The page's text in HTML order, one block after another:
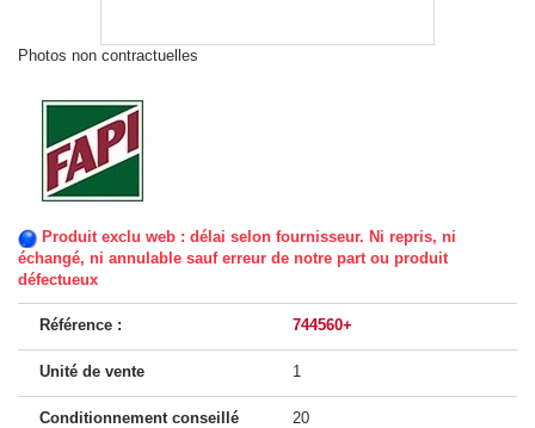
Photos non contractuelles
Produit exclu web : délai selon fournisseur. Ni repris, ni
échangé, ni annulable sauf erreur de notre part ou produit
défectueux
Référence : 744560+
Unité de vente 1
Conditionnement conseillé 20